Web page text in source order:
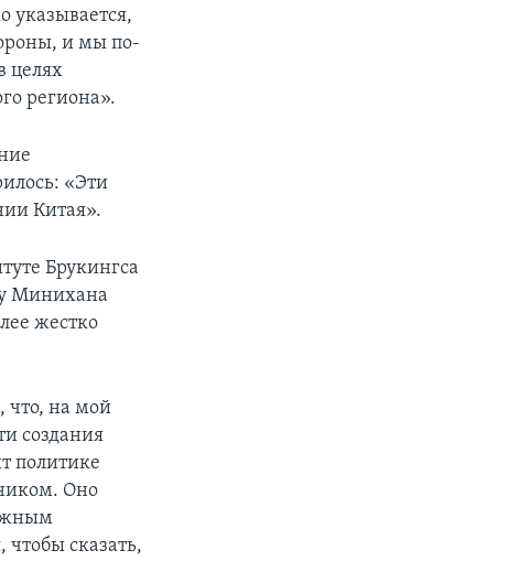
указывается,
и мы по-
целях
региона».
«Эти
Китая».
Брукингса
Минихана
жестко
что, на мой
создания
политике
Оно
чтобы сказать,